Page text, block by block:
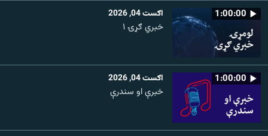
1:00:00 اګست 04, 2026
خبري ګړۍ ۱
1:00:00 اګست 04, 2026
خبرې او سندرې